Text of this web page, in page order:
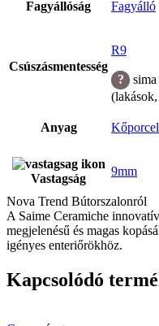
Fagyállóság Fagyálló
Csúszásmentesség
R9
Anyag
Vastagság
9mm
Nova Trend Bútorszalonról
A Saime Ceramiche
megjelenésű és magas
igényes enteriőrökhöz.
Kapcsolódó